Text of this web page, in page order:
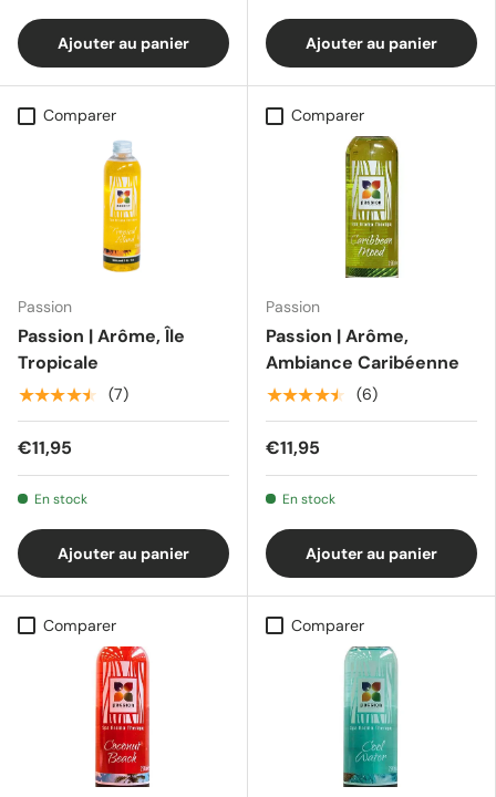
Ajouter au panier Ajouter au panier
Comparer
Passion
Passion | Arôme, Île
Tropicale
★★★★★ (7)
€11,95
En stock
Ajouter au panier
Comparer
Passion
Passion | Arôme,
Ambiance Caribéenne
★★★★★ (6)
€11,95
En stock
Ajouter au panier
Comparer Comparer